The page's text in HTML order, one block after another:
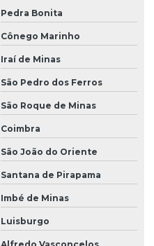
Pedra Bonita
Cônego Marinho
Iraí de Minas
São Pedro dos Ferros
São Roque de Minas
Coimbra
São João do Oriente
Santana de Pirapama
Imbé de Minas
Luisburgo